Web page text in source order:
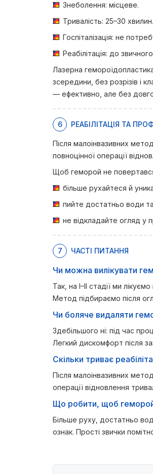
Знеболення: місцеве.
Тривалість: 25–30 хвилин.
Госпіталізація: не
Реабілітація: до
Лазерна
зсередини, без розрізів і
— ефективно, але без довгої
6 РЕАБІЛІТАЦІЯ ТА
Після малоінвазивних
повноцінної операції
Щоб геморой не
більше рухайтеся й
пийте достатньо води
не відкладайте огляд у
7 ЧАСТІ ПИТАННЯ
Чи можна вилікувати
Так, на I–II стадії ми
Метод підбираємо після
Чи боляче видаляти
Здебільшого ні: під час
Легкий дискомфорт після
Скільки триває
Після малоінвазивних
операції відновлення
Що робити, щоб
Більше руху, достатньо
ознак. Прості звички